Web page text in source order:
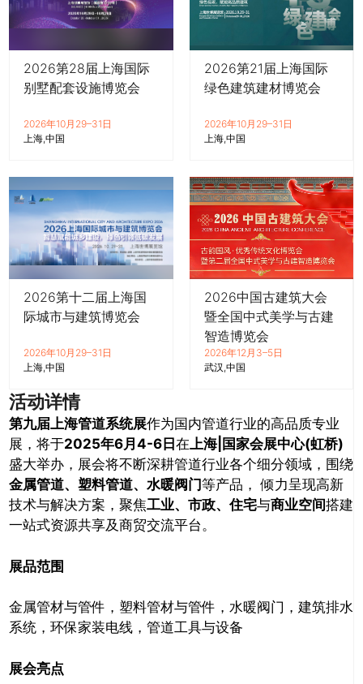
2026第28届上海国际
别墅配套设施博览会
2026年10月29–31日
上海 中国
2026第21届上海国际
绿色建筑建材博览会
2026年10月29–31日
上海 中国
2026第十二届上海国
际城市与建筑博览会
2026年10月29–31日
上海 中国
2026中国古建筑大会
暨全国中式美学与古建
智造博览会
2026年12月3–5日
武汉 中国
活动详情
第九届上海管道系统展作为国内管道行业的高品质专业
展，将于2025年6月4-6日 在上海|国家会展中心(虹桥)
盛大举办，展会将不断深耕管道行业各个细分领域，围绕
金属管道、塑料管道、水暖阀门等产品， 倾力呈现高新
技术与解决方案，聚焦工业、市政、住宅与商业空间搭建
一站式资源共享及商贸交流平台。
展品范围
金属管材与管件，塑料管材与管件，水暖阀门，建筑排水
系统，环保家装电线，管道工具与设备
展会亮点